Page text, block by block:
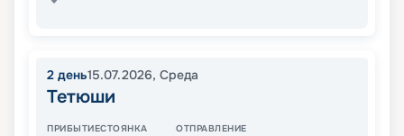
2 день15.07.2026, Среда
Тетюши
ПРИБЫТИЕСТОЯНКА ОТПРАВЛЕНИЕ